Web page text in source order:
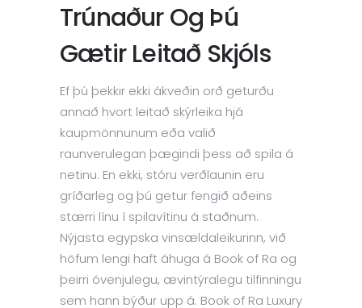
Trúnaður Og Þú
Gætir Leitað Skjóls
Ef þú þekkir ekki ákveðin orð geturðu
annað hvort leitað skýrleika hjá
kaupmönnunum eða valið
raunverulegan þægindi þess að spila á
netinu. En ekki, stóru verðlaunin eru
gríðarleg og þú getur fengið aðeins
stærri línu í spilavítinu á staðnum.
Nýjasta egypska vinsældaleikurinn, við
höfum lengi haft áhuga á Book of Ra og
þeirri óvenjulegu, ævintýralegu tilfinningu
sem hann býður upp á. Book of Ra Luxury